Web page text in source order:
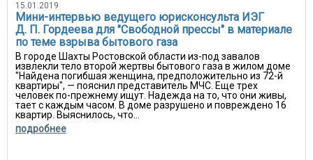
15.01.2019
Мини-интервью ведущего юрисконсульта ИЭГ
Д. П. Гордеева для "Свободной прессы" в материале
по теме взрыва бытового газа
В городе Шахты Ростовской области из-под завалов
извлекли тело второй жертвы бытового газа в жилом доме
"Найдена погибшая женщина, предположительно из 72-й
квартиры", — пояснил представитель МЧС. Еще трех
человек по-прежнему ищут. Надежда на то, что они живы,
тает с каждым часом. В доме разрушено и повреждено 16
квартир. Выяснилось, что...
подробнее